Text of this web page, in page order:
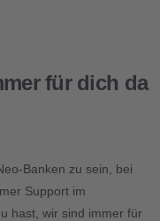
für dich da
Banken zu sein, bei
Support im
hast, wir sind immer für